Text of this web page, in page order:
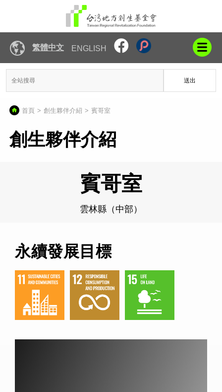
繁體中文 ENGLISH
送出
首頁 創生夥伴介紹 賓哥室
創生夥伴介紹
賓哥室
雲林縣（中部）
永續發展目標